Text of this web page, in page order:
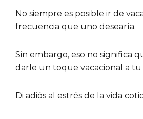
No siempre es posible ir de
frecuencia que uno desearía.
Sin embargo, eso no significa
darle un toque vacacional a tu
Di adiós al estrés de la vida